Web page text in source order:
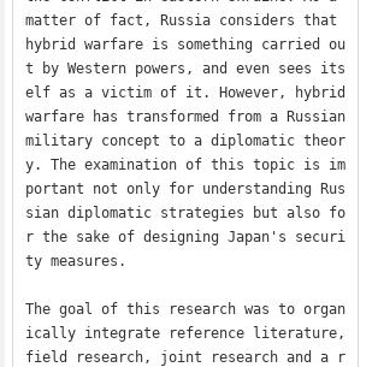
matter of fact, Russia considers that
hybrid warfare is something carried ou
t by Western powers, and even sees its
elf as a victim of it. However, hybrid
warfare has transformed from a Russian
military concept to a diplomatic theor
y. The examination of this topic is im
portant not only for understanding Rus
sian diplomatic strategies but also fo
r the sake of designing Japan's securi
ty measures.
The goal of this research was to organ
ically integrate reference literature,
field research, joint research and a r